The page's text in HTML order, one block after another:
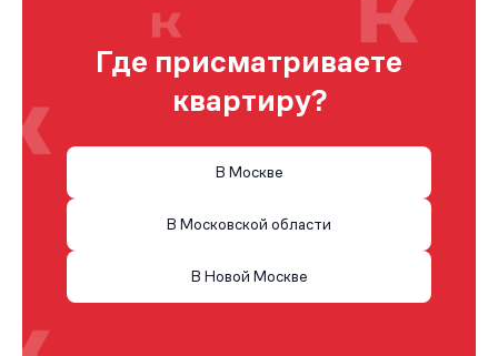
Где присматриваете
квартиру?
В Москве
В Московской области
В Новой Москве